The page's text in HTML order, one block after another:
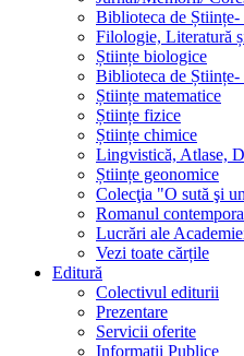
Biblioteca de Științe-
Filologie, Literatură
Științe biologice
Biblioteca de Științe-
Științe matematice
Științe fizice
Științe chimice
Lingvistică, Atlase,
Științe geonomice
Colecţia "O sută şi
Romanul
Lucrări ale
Vezi toate cărțile
Editură
Colectivul editurii
Prezentare
Servicii oferite
Informații Publice